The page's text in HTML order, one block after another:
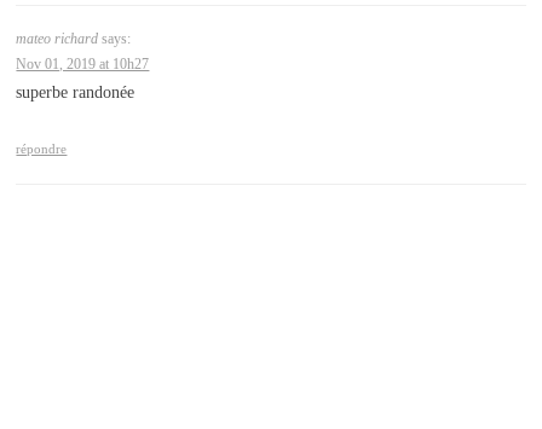
mateo richard says:
Nov 01, 2019 at 10h27
superbe randonée
répondre